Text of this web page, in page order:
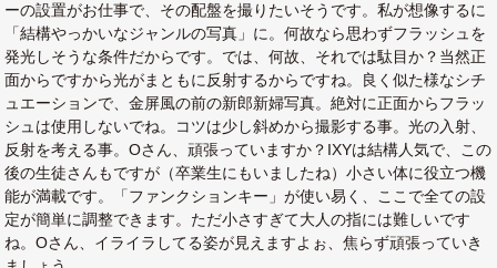
ーの設置がお仕事で、その配盤を撮りたいそうです。私が想像するに
「結構やっかいなジャンルの写真」に。何故なら思わずフラッシュを
発光しそうな条件だからです。では、何故、それでは駄目か？当然正
面からですから光がまともに反射するからですね。良く似た様なシチ
ュエーションで、金屏風の前の新郎新婦写真。絶対に正面からフラッ
シュは使用しないでね。コツは少し斜めから撮影する事。光の入射、
反射を考える事。Oさん、頑張っていますか？IXYは結構人気で、この
後の生徒さんもですが（卒業生にもいましたね）小さい体に役立つ機
能が満載です。「ファンクションキー」が使い易く、ここで全ての設
定が簡単に調整できます。ただ小さすぎて大人の指には難しいです
ね。Oさん、イライラしてる姿が見えますよぉ、焦らず頑張っていき